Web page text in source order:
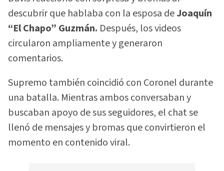
descubrir que hablaba con la esposa deJoaquín
“El Chapo” Guzmán. Después, los videos
circularon ampliamente y generaron
comentarios.
Supremo también coincidió con Coronel durante
una batalla. Mientras ambos conversaban y
buscaban apoyo de sus seguidores, el chat se
llenó de mensajes y bromas que convirtieron el
momento en contenido viral.